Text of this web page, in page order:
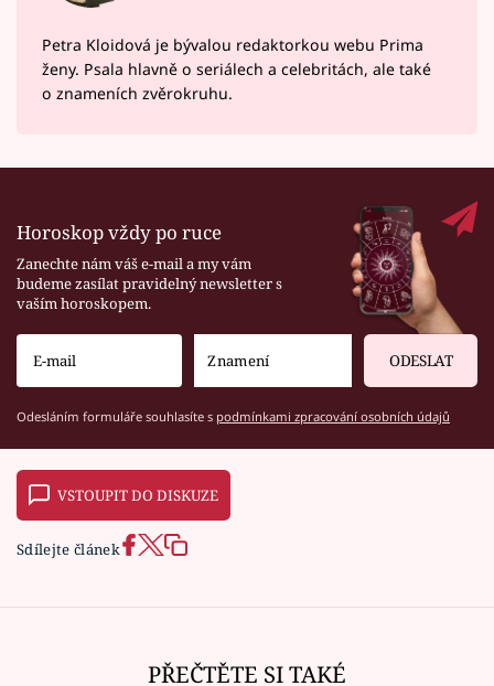
Petra Kloidová je bývalou redaktorkou webu Prima
ženy. Psala hlavně o seriálech a celebritách, ale také
o znameních zvěrokruhu.
Horoskop vždy po ruce
Zanechte nám váš e-mail a my vám
budeme zasílat pravidelný newsletter s
vaším horoskopem.
ODESLAT
Odesláním formuláře souhlasíte s podmínkami zpracování osobních údajů
VSTOUPIT DO DISKUZE
Sdílejte článek
PŘEČTĚTE SI TAKÉ